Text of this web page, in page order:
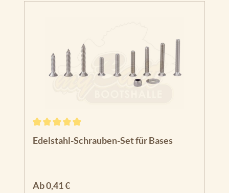
Edelstahl-Schrauben-Set für Bases
Regulärer Preis:
Ab0,41 €